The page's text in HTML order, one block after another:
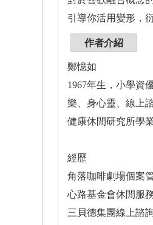
引導你活用變形，
作者介紹
鄭憶如
1967年生，小學資
樂、身心靈、線上
健康休閒研究所學
經歷
角落咖啡劇場個案
心路基金會休閒服
三貝德集團線上諮